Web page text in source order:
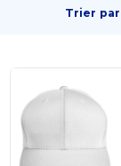
Trier par